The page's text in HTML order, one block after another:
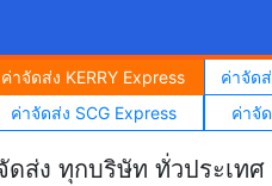
ค่าจัดส่ง KERRY Express
ค่าจัด
ค่าจัดส่ง SCG Express ค่าจั
ดส่ง ทุกบริษัท ทั่วประเทศ